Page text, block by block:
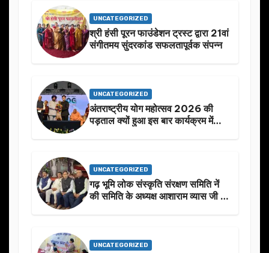
UNCATEGORIZED
श्री हंसी पूरन फाउंडेशन ट्रस्ट द्वारा 21वां
संगीतमय सुंदरकांड सफलतापूर्वक संपन्न
UNCATEGORIZED
अंतराष्ट्रीय योग महोत्सव 2026 की
पड़ताल क्यों हुआ इस बार कार्यक्रम में
UNCATEGORIZED
गढ़ भूमि लोक संस्कृति संरक्षण समिति नें
की समिति के अध्यक्ष आशाराम व्यास जी के
UNCATEGORIZED